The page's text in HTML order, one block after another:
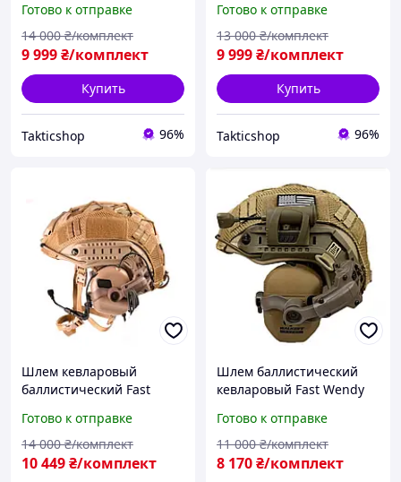
наушники Earmor M31
олива койот
Готово к отправке
9 999₴/комплект
14 000 ₴/комплект
Купить
Takticshop 96%
Earmor M31 plus койот
олива
Готово к отправке
9 999₴/комплект
13 000 ₴/комплект
Купить
Takticshop 96%
Шлем кевларовый
баллистический Fast
наушники Earmor M32
plus койот, олива
Готово к отправке
10 449₴/комплект
14 000 ₴/комплект
Шлем баллистический
кевларовый Fast Wendy
наушники Wolkers
крепления М L XL
Готово к отправке
8 170₴/комплект
11 000 ₴/комплект